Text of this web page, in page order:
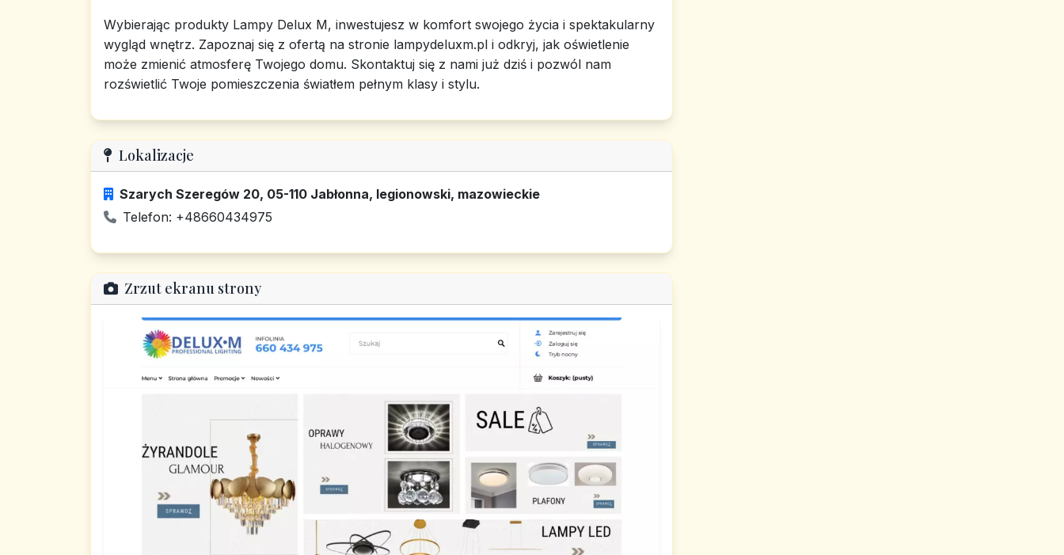
Wybierając produkty Lampy Delux M, inwestujesz w komfort swojego życia i spektakularny
wygląd wnętrz. Zapoznaj się z ofertą na stronie lampydeluxm.pl i odkryj, jak oświetlenie
może zmienić atmosferę Twojego domu. Skontaktuj się z nami już dziś i pozwól nam
rozświetlić Twoje pomieszczenia światłem pełnym klasy i stylu.
Lokalizacje
Szarych Szeregów 20, 05-110 Jabłonna, legionowski, mazowieckie
Telefon: +48660434975
Zrzut ekranu strony